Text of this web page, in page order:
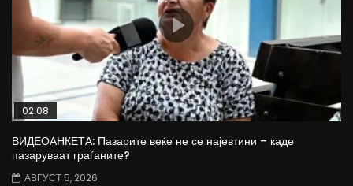
02:08
ВИДЕОАНКЕТА: Пазарите веќе не се најевтини – каде
пазаруваат граѓаните?
АВГУСТ 5, 2026